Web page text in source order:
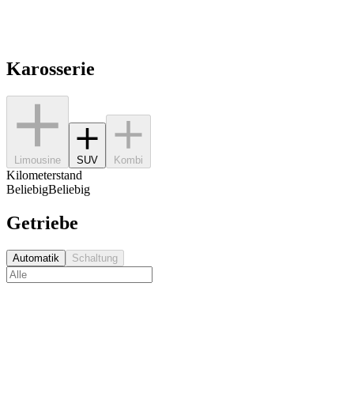
Karosserie
Limousine SUV Kombi
Kilometerstand
BeliebigBeliebig
Getriebe
Automatik Schaltung